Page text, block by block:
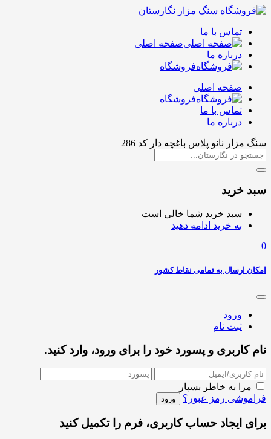
تماس با ما
صفحه اصلی
درباره ما
فروشگاه
صفحه اصلی
فروشگاه
تماس با ما
درباره ما
سنگ مزار نانو پلاس باغچه دار کد 286
سبد خرید
سبد خرید شما خالی است
به خرید ادامه دهید
0
امکان ارسال به تمامی نقاط کشور
ورود
ثبت نام
نام کاربری و پسورد خود را برای ورود، وارد کنید.
مرا به خاطر بسپار
فراموشی رمز عبور؟
برای ایجاد حساب کاربری، فرم را تکمیل کنید